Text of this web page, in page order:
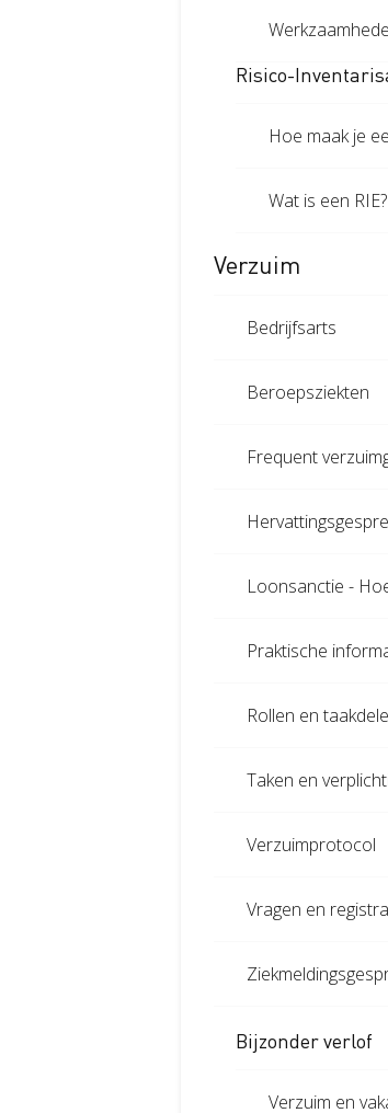
Risico-
Hoe maak je
Wat is een RIE?
Verzuim
Bedrijfsarts
Beroepsziekten
Frequent
Loonsanctie -
Praktische
Rollen en
Taken en
Verzuimprotocol
Vragen en
Bijzonder verlof
Verzuim en